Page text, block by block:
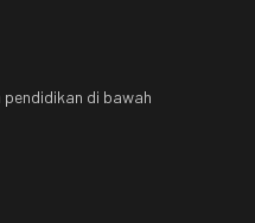
di bawah